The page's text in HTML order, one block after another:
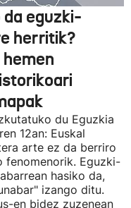
da eguzki-
herritik?
du Eguzkia
12an: Euskal
arte ez da berriro
fenomenorik. Eguzki-
hasiko da,
izango ditu.
en bidez zuzenean